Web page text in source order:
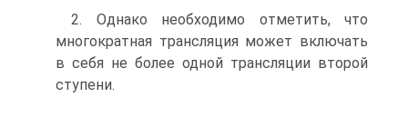
2. Однако необходимо отметить, что
многократная трансляция может включать
в себя не более одной трансляции второй
ступени.